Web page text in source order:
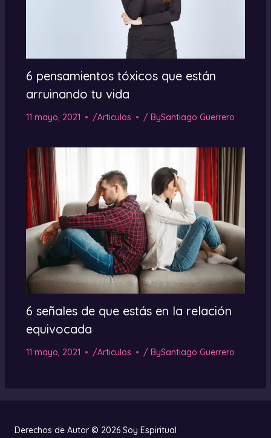
6 pensamientos tóxicos que están
arruinando tu vida
11 mayo, 2021 /Articulos / BySantiago Guerrero
6 señales de que estás en la relación
equivocada
11 mayo, 2021 /Articulos / BySantiago Guerrero
Derechos de Autor © 2026 Soy Espiritual